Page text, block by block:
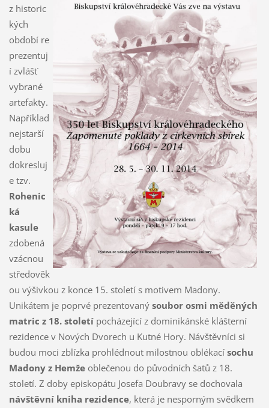
z historic
kých
období re
prezentuj
í zvlášť
vybrané
artefakty.
Například
nejstarší
dobu
dokresluj
e tzv.
Rohenic
ká
kasule
zdobená
vzácnou
středověk
ou výšivkou z konce 15. století s motivem Madony.
Unikátem je poprvé prezentovaný soubor osmi měděných
matric z 18. století pocházející z dominikánské klášterní
rezidence v Nových Dvorech u Kutné Hory. Návštěvníci si
budou moci zblízka prohlédnout milostnou oblékací sochu
Madony z Hemžeoblečenou do původních šatů z 18.
století. Z doby episkopátu Josefa Doubravy se dochovala
návštěvní kniha rezidence, která je nesporným svědkem